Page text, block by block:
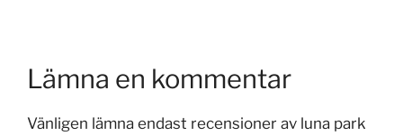
Lämna en kommentar
Vänligen lämna endast recensioner av luna park